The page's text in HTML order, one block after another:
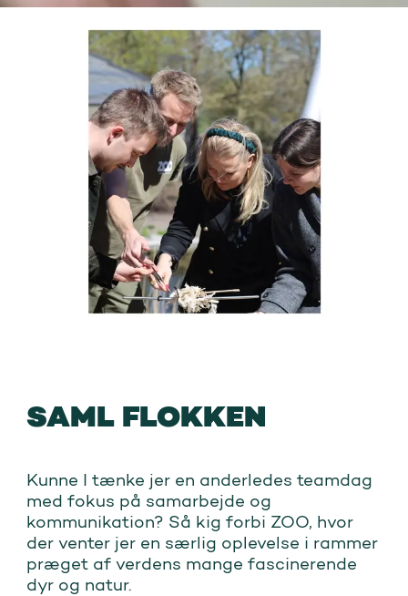
SAML FLOKKEN
Kunne I tænke jer en anderledes teamdag
med fokus på samarbejde og
kommunikation? Så kig forbi ZOO, hvor
der venter jer en særlig oplevelse i rammer
præget af verdens mange fascinerende
dyr og natur.